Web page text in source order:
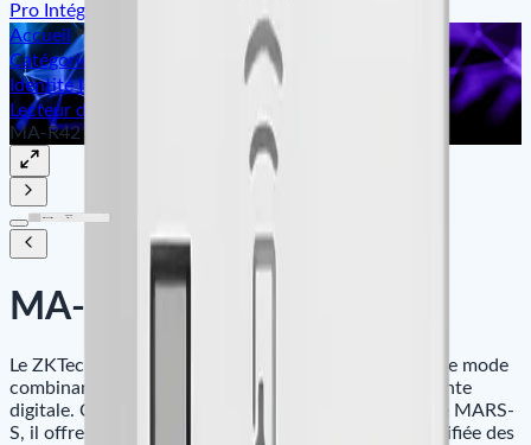
Pro Intégration
Accueil
Catégories
Identité Intelligente & Contrôle d'Accès
Lecteur de Carte & Tag ID/IC
MA-R42 B
MA-R42 B
Le ZKTeco MA-R42 B est un panneau lecteur à double mode
combinant authentification par carte RFID et empreinte
digitale. Conçu pour s’intégrer parfaitement à la série MARS-
S, il offre une sécurité renforcée et une gestion simplifiée des